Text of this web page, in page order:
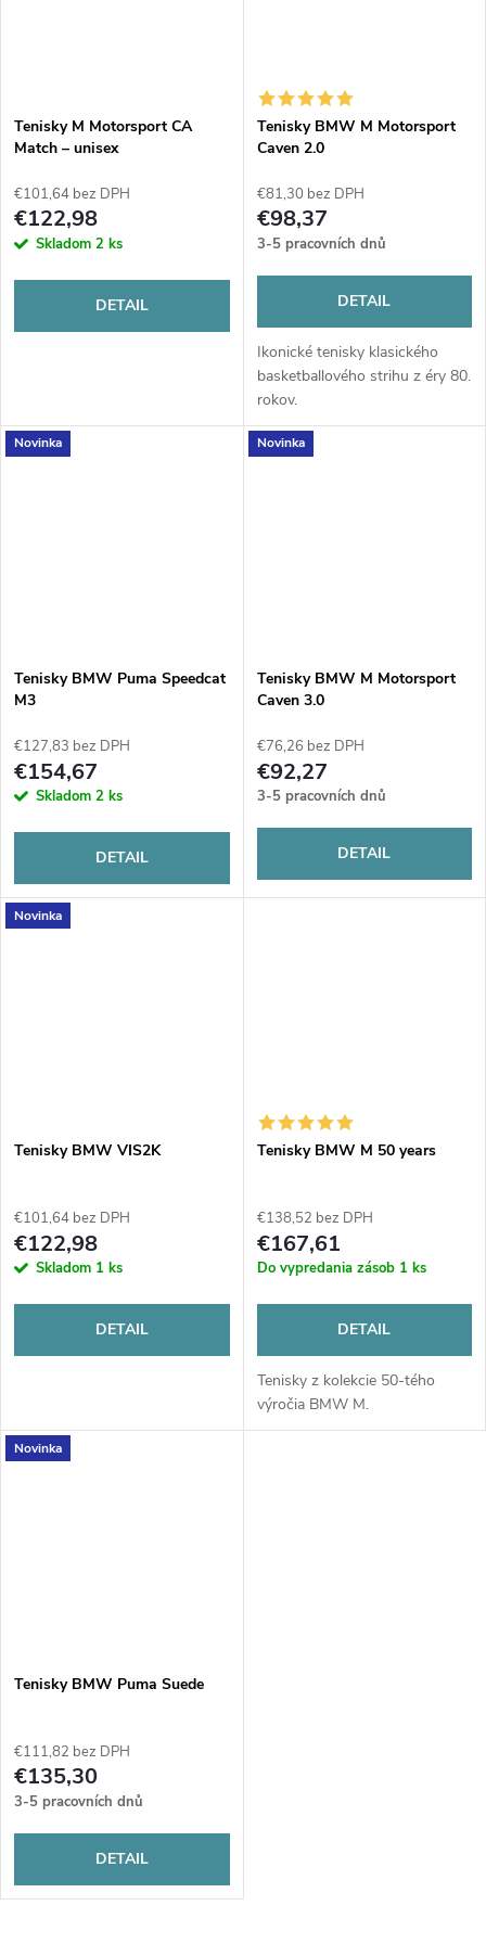
Tenisky M Motorsport CA
Match – unisex
€101,64 bez DPH
€122,98
Skladom 2 ks
DETAIL
Tenisky BMW M Motorsport
Caven 2.0
€81,30 bez DPH
€98,37
3-5 pracovních dnů
DETAIL
Ikonické tenisky klasického
basketballového strihu z éry 80.
rokov.
Novinka
Tenisky BMW Puma Speedcat
M3
€127,83 bez DPH
€154,67
Skladom 2 ks
DETAIL
Novinka
Tenisky BMW M Motorsport
Caven 3.0
€76,26 bez DPH
€92,27
3-5 pracovních dnů
DETAIL
Novinka
Tenisky BMW VIS2K
€101,64 bez DPH
€122,98
Skladom 1 ks
DETAIL
Tenisky BMW M 50 years
€138,52 bez DPH
€167,61
Do vypredania zásob 1 ks
DETAIL
Tenisky z kolekcie 50-tého
výročia BMW M.
Novinka
Tenisky BMW Puma Suede
€111,82 bez DPH
€135,30
3-5 pracovních dnů
DETAIL